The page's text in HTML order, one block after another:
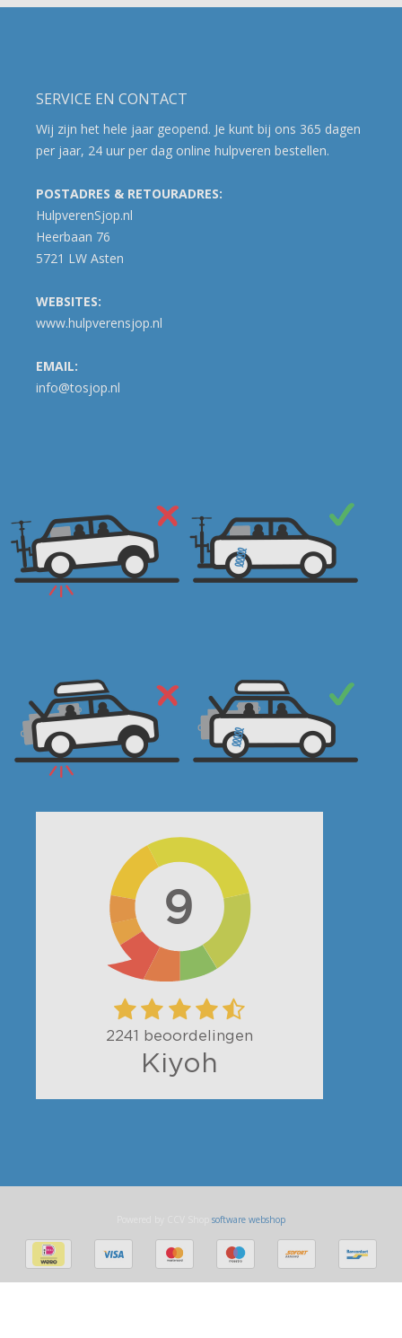
SERVICE EN CONTACT
Wij zijn het hele jaar geopend. Je kunt bij ons 365 dagen
per jaar, 24 uur per dag online hulpveren bestellen.
POSTADRES & RETOURADRES:
HulpverenSjop.nl
Heerbaan 76
5721 LW Asten
WEBSITES:
www.hulpverensjop.nl
EMAIL:
info@tosjop.nl
software webshop